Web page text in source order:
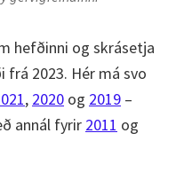
hefðinni og skrásetja
2023. Hér má svo
, 2020 og 2019 –
annál fyrir 2011 og